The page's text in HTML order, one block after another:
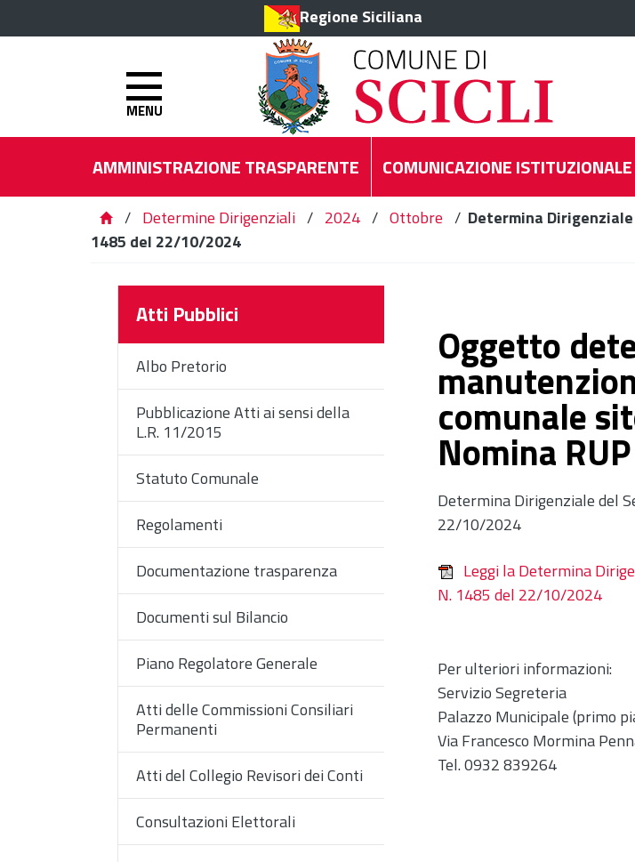
Regione Siciliana
MENU
AMMINISTRAZIONE TRASPARENTE COMUNICAZIONE ISTITUZIONALE
/ Determine Dirigenziali / 2024 / Ottobre / Determina
1485 del 22/10/2024
Atti Pubblici
Albo Pretorio
Pubblicazione Atti ai sensi della
L.R. 11/2015
Statuto Comunale
Regolamenti
Documentazione trasparenza
Documenti sul Bilancio
Piano Regolatore Generale
Atti delle Commissioni Consiliari
Permanenti
Atti del Collegio Revisori dei Conti
Consultazioni Elettorali
Oggetto
comunale
Nomina
Determina Dirigenziale del
22/10/2024
Leggi la Determina
N. 1485 del 22/10/2024
Per ulteriori informazioni:
Servizio Segreteria
Palazzo Municipale (primo
Via Francesco Mormina
Tel. 0932 839264